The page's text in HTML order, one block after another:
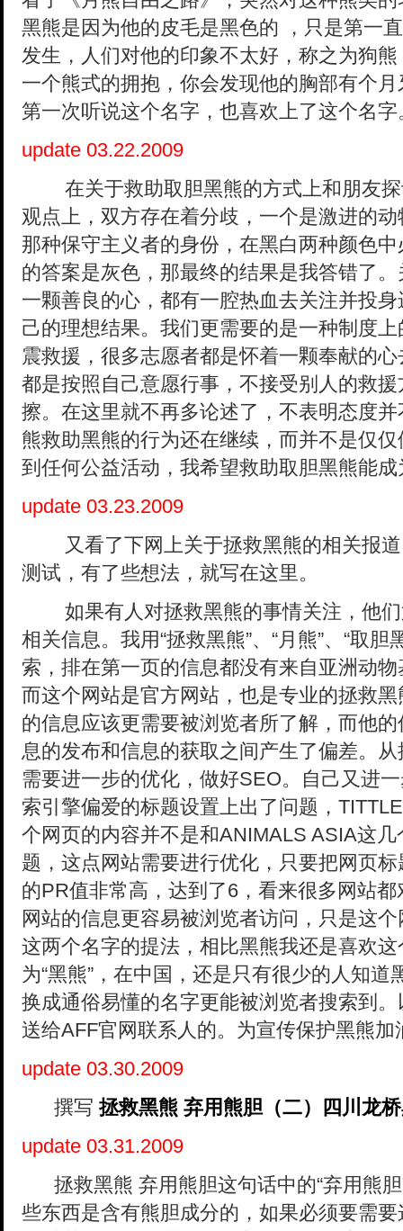
黑熊是因为他的皮毛是黑色的 ，只是第一
发生，人们对他的印象不太好，称之为狗
一个熊式的拥抱，你会发现他的胸部有个
第一次听说这个名字，也喜欢上了这个名字
update 03.22.2009
在关于救助取胆黑熊的方式上和朋友探
观点上，双方存在着分歧，一个是激进的
那种保守主义者的身份，在黑白两种颜色
的答案是灰色，那最终的结果是我答错了
一颗善良的心，都有一腔热血去关注并投
己的理想结果。我们更需要的是一种制度
震救援，很多志愿者都是怀着一颗奉献的
都是按照自己意愿行事，不接受别人的救
擦。在这里就不再多论述了，不表明态度
熊救助黑熊的行为还在继续，而并不是仅
到任何公益活动，我希望救助取胆黑熊能
update 03.23.2009
又看了下网上关于拯救黑熊的相关报
测试，有了些想法，就写在这里。
如果有人对拯救黑熊的事情关注，他
相关信息。我用“拯救黑熊”、“月熊”、“取
索，排在第一页的信息都没有来自亚洲动
而这个网站是官方网站，也是专业的拯救
的信息应该更需要被浏览者所了解，而他
息的发布和信息的获取之间产生了偏差。
需要进一步的优化，做好SEO。自己又进
索引擎偏爱的标题设置上出了问题，
个网页的内容并不是和ANIMALS ASIA这
题，这点网站需要进行优化，只要把网页
的PR值非常高，达到了6，看来很多网站
网站的信息更容易被浏览者访问，只是这
这两个名字的提法，相比黑熊我还是喜欢
为“黑熊”，在中国，还是只有很少的人知道
换成通俗易懂的名字更能被浏览者搜索到
送给AFF官网联系人的。为宣传保护黑熊加
update 03.30.2009
撰写 拯救黑熊 弃用熊胆（二）四川龙
update 03.31.2009
拯救黑熊 弃用熊胆这句话中的“弃用熊胆
些东西是含有熊胆成分的，如果必须要需